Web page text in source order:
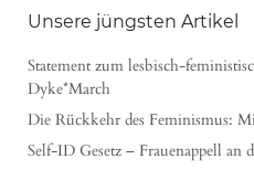
Unsere jüngsten Artikel
Statement zum lesbisch-
Dyke*March
Die Rückkehr des Feminismus:
Self-ID Gesetz – Frauenappell an